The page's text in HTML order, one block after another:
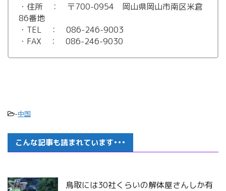
・住所 ： 〒700-0954 岡山県岡山市南区米倉
86番地
・TEL ： 086-246-9003
・FAX ： 086-246-9030
-中国
こんな記事も読まれています•••
鳥取には30社くらいの解体屋さんしか有